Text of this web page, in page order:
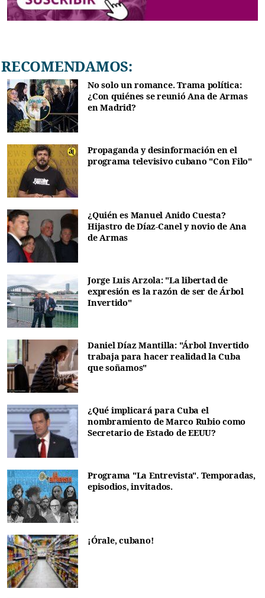
RECOMENDAMOS:
No solo un romance. Trama política:
¿Con quiénes se reunió Ana de Armas
en Madrid?
Propaganda y desinformación en el
programa televisivo cubano "Con Filo"
¿Quién es Manuel Anido Cuesta?
Hijastro de Díaz-Canel y novio de Ana
de Armas
Jorge Luis Arzola: "La libertad de
expresión es la razón de ser de Árbol
Invertido"
Daniel Díaz Mantilla: "Árbol Invertido
trabaja para hacer realidad la Cuba
que soñamos"
¿Qué implicará para Cuba el
nombramiento de Marco Rubio como
Secretario de Estado de EEUU?
Programa "La Entrevista". Temporadas,
episodios, invitados.
¡Órale, cubano!